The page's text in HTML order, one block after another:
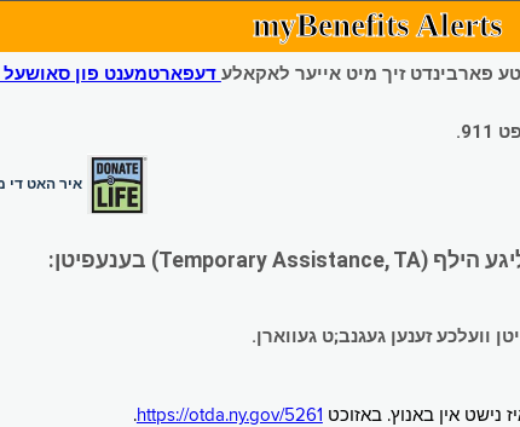
myBenefits Alerts
פארבינדט זיך מיט אייער לאקאלע דעפארטמענט פון סאושעל
איר האט די
https://otda.ny.gov/5261
.